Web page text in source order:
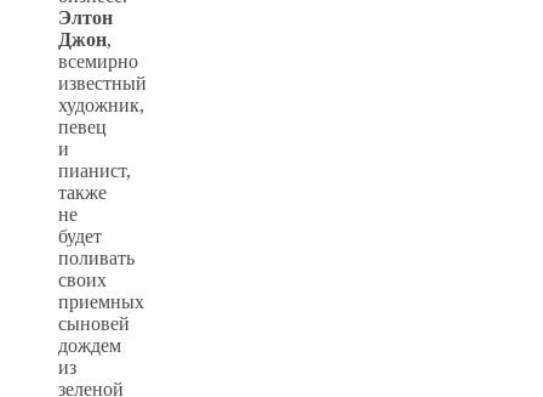
Элтон
Джон,
всемирно
известный
художник,
певец
и
пианист,
также
не
будет
поливать
своих
приемных
сыновей
дождем
из
зеленой